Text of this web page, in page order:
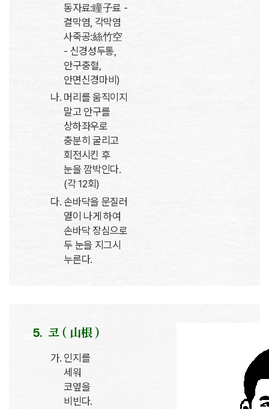
동자료:瞳子료 -
결막염, 각막염
사죽공:絲竹空
- 신경성두통,
안구충혈,
안면신경마비)
머리를 움직이지
말고 안구를
상하좌우로
충분히 굴리고
회전시킨 후
눈을 깜박인다.
(각 12회)
손바닥을 문질러
열이 나게 하여
손바닥 장심으로
두 눈을 지그시
누른다.
코 ( 山根 )
인지를
세워
코옆을
비빈다.